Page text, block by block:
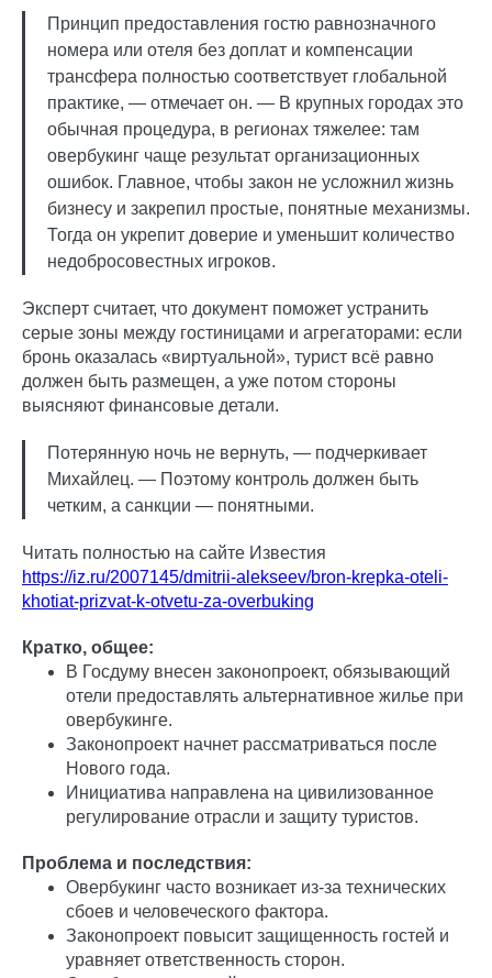
Принцип предоставления гостю равнозначного
номера или отеля без доплат и компенсации
трансфера полностью соответствует глобальной
практике, — отмечает он. — В крупных городах это
обычная процедура, в регионах тяжелее: там
овербукинг чаще результат организационных
ошибок. Главное, чтобы закон не усложнил жизнь
бизнесу и закрепил простые, понятные механизмы.
Тогда он укрепит доверие и уменьшит количество
недобросовестных игроков.
Эксперт считает, что документ поможет устранить
серые зоны между гостиницами и агрегаторами: если
бронь оказалась «виртуальной», турист всё равно
должен быть размещен, а уже потом стороны
выясняют финансовые детали.
Потерянную ночь не вернуть, — подчеркивает
Михайлец. — Поэтому контроль должен быть
четким, а санкции — понятными.
Читать полностью на сайте Известия
https://iz.ru/2007145/dmitrii-alekseev/bron-krepka-oteli-
khotiat-prizvat-k-otvetu-za-overbuking
Кратко, общее:
В Госдуму внесен законопроект, обязывающий
отели предоставлять альтернативное жилье при
овербукинге.
Законопроект начнет рассматриваться после
Нового года.
Инициатива направлена на цивилизованное
регулирование отрасли и защиту туристов.
Проблема и последствия:
Овербукинг часто возникает из-за технических
сбоев и человеческого фактора.
Законопроект повысит защищенность гостей и
уравняет ответственность сторон.